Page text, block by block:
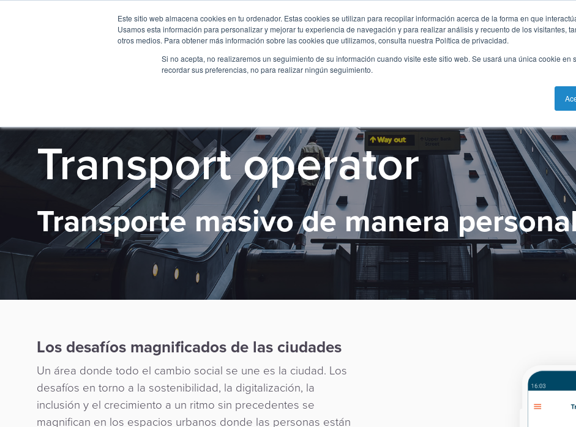
Este sitio web almacena cookies en tu ordenador. Estas cookies se utilizan para recopilar información acerca de la forma en que
Usamos esta información para personalizar y mejorar tu experiencia de navegación y para realizar análisis y recuento de los visitantes,
otros medios. Para obtener más información sobre las cookies que utilizamos, consulta nuestra Política de privacidad.
Si no acepta, no realizaremos un seguimiento de su información cuando visite este sitio web. Se usará una única cookie en
recordar sus preferencias, no para realizar ningún seguimiento.
Transport operator
Transporte masivo de manera
Los desafíos magnificados de las ciudades
Un área donde todo el cambio social se une es la ciudad. Los
desafíos en torno a la sostenibilidad, la digitalización, la
inclusión y el crecimiento a un ritmo sin precedentes se
magnifican en los espacios urbanos donde las personas están